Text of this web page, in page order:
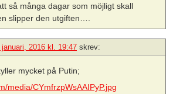
så många dagar som möjligt skall
slipper den utgiften….
januari, 2016 kl. 19:47 skrev:
mycket på Putin;
media/CYmfrzpWsAAIPyP.jpg